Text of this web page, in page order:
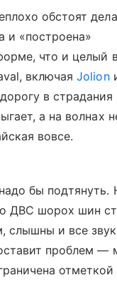
обстоят
и «построена»
что и целый
включаяJolion
в
а на волнах
вовсе.
бы подтянуть.
ДВС шорох шин
и все
проблем —